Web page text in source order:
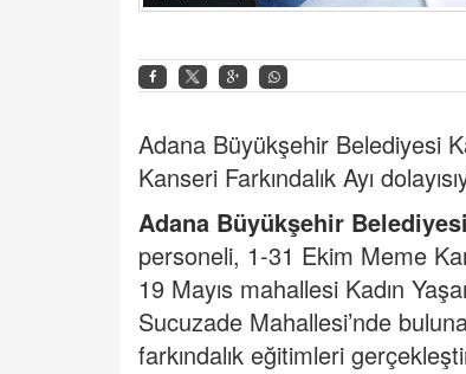
Adana Büyükşehir Belediyesi
Kanseri Farkındalık Ayı
Adana Büyükşehir Belediyesi
personeli, 1-31 Ekim Meme
19 Mayıs mahallesi Kadın
Sucuzade Mahallesi’nde
farkındalık eğitimleri